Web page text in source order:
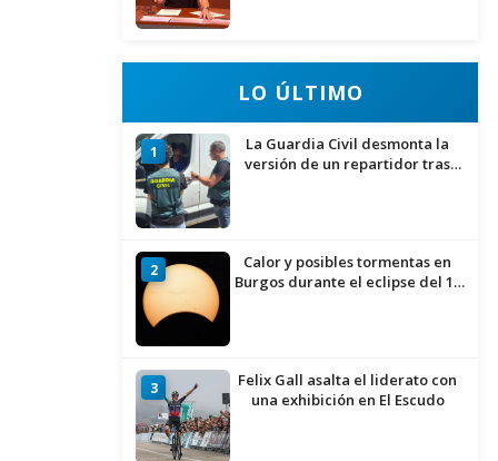
LO ÚLTIMO
1
La Guardia Civil desmonta la
versión de un repartidor tras
2
Calor y posibles tormentas en
Burgos durante el eclipse del 12
3
Felix Gall asalta el liderato con
una exhibición en El Escudo